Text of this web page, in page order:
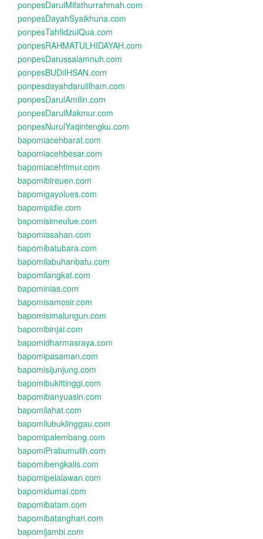
ponpesDarulMifathurrahmah.com
ponpesDayahSyaikhuna.com
ponpesTahfidzulQua.com
ponpesRAHMATULHIDAYAH.com
ponpesDarussalamnuh.com
ponpesBUDiIHSAN.com
ponpesdayahdarulilham.com
ponpesDarulAmilin.com
ponpesDarulMakmur.com
ponpesNurulYaqintengku.com
bapomiacehbarat.com
bapomiacehbesar.com
bapomiacehtimur.com
bapomibireuen.com
bapomigayolues.com
bapomipidie.com
bapomisimeulue.com
bapomiasahan.com
bapomibatubara.com
bapomilabuhanbatu.com
bapomilangkat.com
bapominias.com
bapomisamosir.com
bapomisimalungun.com
bapomibinjai.com
bapomidharmasraya.com
bapomipasaman.com
bapomisijunjung.com
bapomibukittinggi.com
bapomibanyuasin.com
bapomilahat.com
bapomilubuklinggau.com
bapomipalembang.com
bapomiPrabumulih.com
bapomibengkalis.com
bapomipelalawan.com
bapomidumai.com
bapomibatam.com
bapomibatanghari.com
bapomijambi.com